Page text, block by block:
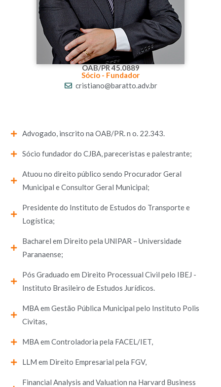
OAB/PR 45.0889
Sócio - Fundador
cristiano@baratto.adv.br
Advogado, inscrito na OAB/PR. n o. 22.343.
Sócio fundador do CJBA, pareceristas e palestrante;
Atuou no direito público sendo Procurador Geral
Municipal e Consultor Geral Municipal;
Presidente do Instituto de Estudos do Transporte e
Logística;
Bacharel em Direito pela UNIPAR – Universidade
Paranaense;
Pós Graduado em Direito Processual Civil pelo IBEJ -
Instituto Brasileiro de Estudos Jurídicos.
MBA em Gestão Pública Municipal pelo Instituto Polis
Civitas,
MBA em Controladoria pela FACEL/IET,
LLM em Direito Empresarial pela FGV,
Financial Analysis and Valuation na Harvard Business